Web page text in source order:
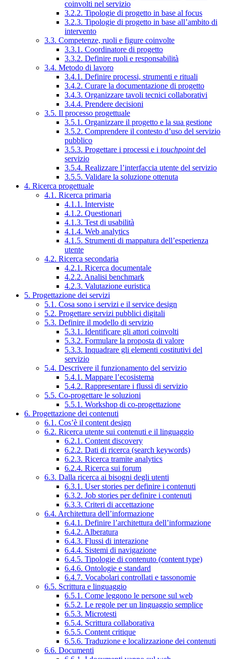
coinvolti nel servizio
3.2.2. Tipologie di progetto in base al focus
3.2.3. Tipologie di progetto in base all’ambito di
intervento
3.3. Competenze, ruoli e figure coinvolte
3.3.1. Coordinatore di progetto
3.3.2. Definire ruoli e responsabilità
3.4. Metodo di lavoro
3.4.1. Definire processi, strumenti e rituali
3.4.2. Curare la documentazione di progetto
3.4.3. Organizzare tavoli tecnici collaborativi
3.4.4. Prendere decisioni
3.5. Il processo progettuale
3.5.1. Organizzare il progetto e la sua gestione
3.5.2. Comprendere il contesto d’uso del servizio
pubblico
3.5.3. Progettare i processi e i touchpointdel
servizio
3.5.4. Realizzare l’interfaccia utente del servizio
3.5.5. Validare la soluzione ottenuta
4. Ricerca progettuale
4.1. Ricerca primaria
4.1.1. Interviste
4.1.2. Questionari
4.1.3. Test di usabilità
4.1.4. Web analytics
4.1.5. Strumenti di mappatura dell’esperienza
utente
4.2. Ricerca secondaria
4.2.1. Ricerca documentale
4.2.2. Analisi benchmark
4.2.3. Valutazione euristica
5. Progettazione dei servizi
5.1. Cosa sono i servizi e il service design
5.2. Progettare servizi pubblici digitali
5.3. Definire il modello di servizio
5.3.1. Identificare gli attori coinvolti
5.3.2. Formulare la proposta di valore
5.3.3. Inquadrare gli elementi costitutivi del
servizio
5.4. Descrivere il funzionamento del servizio
5.4.1. Mappare l’ecosistema
5.4.2. Rappresentare i flussi di servizio
5.5. Co-progettare le soluzioni
5.5.1. Workshop di co-progettazione
6. Progettazione dei contenuti
6.1. Cos’è il content design
6.2. Ricerca utente sui contenuti e il linguaggio
6.2.1. Content discovery
6.2.2. Dati di ricerca (search keywords)
6.2.3. Ricerca tramite analytics
6.2.4. Ricerca sui forum
6.3. Dalla ricerca ai bisogni degli utenti
6.3.1. User stories per definire i contenuti
6.3.2. Job stories per definire i contenuti
6.3.3. Criteri di accettazione
6.4. Architettura dell’informazione
6.4.1. Definire l’architettura dell’informazione
6.4.2. Alberatura
6.4.3. Flussi di interazione
6.4.4. Sistemi di navigazione
6.4.5. Tipologie di contenuto (content type)
6.4.6. Ontologie e standard
6.4.7. Vocabolari controllati e tassonomie
6.5. Scrittura e linguaggio
6.5.1. Come leggono le persone sul web
6.5.2. Le regole per un linguaggio semplice
6.5.3. Microtesti
6.5.4. Scrittura collaborativa
6.5.5. Content critique
6.5.6. Traduzione e localizzazione dei contenuti
6.6. Documenti